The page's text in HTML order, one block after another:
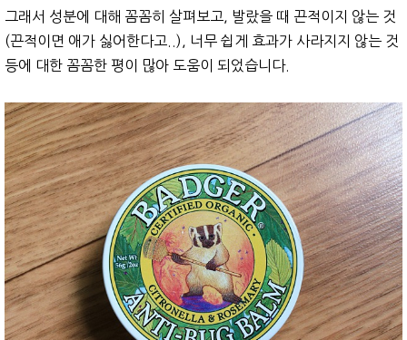
그래서 성분에 대해 꼼꼼히 살펴보고, 발랐을 때 끈적이지 않는 것
(끈적이면 애가 싫어한다고..), 너무 쉽게 효과가 사라지지 않는 것
등에 대한 꼼꼼한 평이 많아 도움이 되었습니다.